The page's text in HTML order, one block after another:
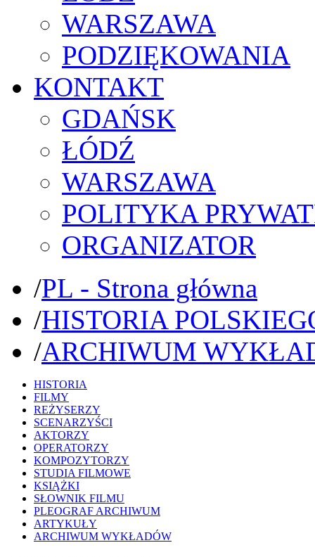
WARSZAWA
PODZIĘKOWANIA
KONTAKT
GDAŃSK
ŁÓDŹ
WARSZAWA
POLITYKA
ORGANIZATOR
/PL - Strona główna
/HISTORIA
/ARCHIWUM
HISTORIA
FILMY
REŻYSERZY
SCENARZYŚCI
AKTORZY
OPERATORZY
KOMPOZYTORZY
STUDIA FILMOWE
KSIĄŻKI
SŁOWNIK FILMU
PLEOGRAF ARCHIWUM
ARTYKUŁY
ARCHIWUM WYKŁADÓW